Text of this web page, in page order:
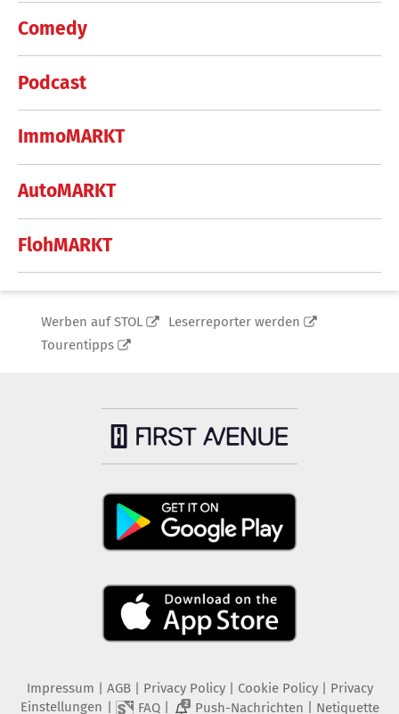
Comedy
Podcast
ImmoMARKT
AutoMARKT
FlohMARKT
Werben auf STOL
Leserreporter werden
Tourentipps
Impressum AGB Privacy Policy| Cookie Policy| Privacy
Einstellungen
FAQ| 2 Push-Nachrichten Netiquette